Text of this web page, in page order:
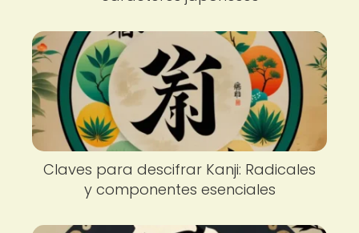
Claves para descifrar Kanji: Radicales
y componentes esenciales